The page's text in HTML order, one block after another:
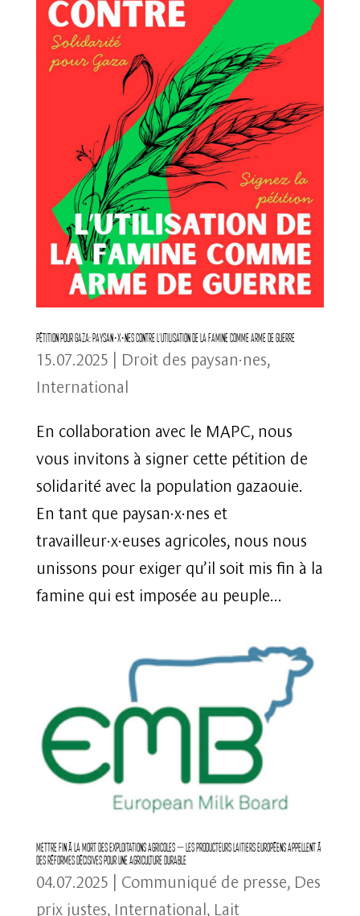
Pétition pour Gaza: Paysan·x·nes contre l’utilisation de la famine comme arme de guerre
15.07.2025 | Droit des paysan·nes,
International
En collaboration avec le MAPC, nous
vous invitons à signer cette pétition de
solidarité avec la population gazaouie.
En tant que paysan·x·nes et
travailleur·x·euses agricoles, nous nous
unissons pour exiger qu’il soit mis fin à la
famine qui est imposée au peuple...
Mettre fin à la mort des exploitations agricoles – Les producteurs laitiers européens appellent à
des réformes décisives pour une agriculture durable
04.07.2025 | Communiqué de presse, Des
prix justes, International, Lait